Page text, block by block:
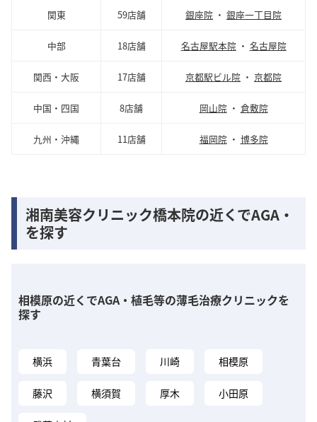
関東 59店舗 銀座院 ・ 銀座一丁目院
中部 18店舗 名古屋駅本院 ・ 名古屋院
関西・大阪 17店舗 京都駅ビル院 ・ 京都院
中国・四国 8店舗 岡山院 ・ 倉敷院
九州・沖縄 11店舗 福岡院 ・ 博多院
湘南美容クリニック橋本院の近くでAGA・
を探す
相模原の近くでAGA・植毛等の薄毛治療クリニックを
探す
横浜 青葉台 川崎 相模原
藤沢 横須賀 厚木 小田原